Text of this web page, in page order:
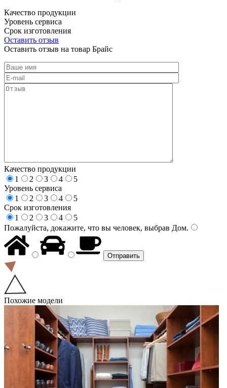
Качество продукции
Уровень сервиса
Срок изготовления
Оставить отзыв
Оставить отзыв на товар Брайс
Качество продукции
1
2 3 4
5
Уровень сервиса
1
2 3 4
5
Срок изготовления
1
2 3 4
5
Пожалуйста, докажите, что вы человек, выбрав Дом.
Похожие модели